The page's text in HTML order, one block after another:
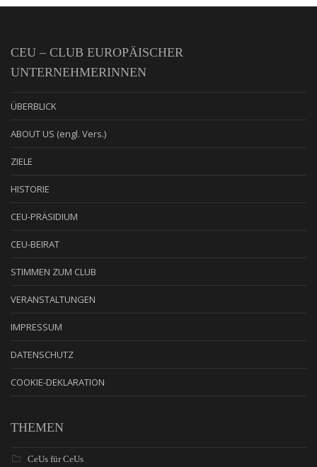
CEU – CLUB EUROPÄISCHER
UNTERNEHMERINNEN
ÜBERBLICK
ABOUT US (engl. Vers.)
ZIELE
HISTORIE
CEU-PRÄSIDIUM
CEU-BEIRAT
STIMMEN ZUM CLUB
VERANSTALTUNGEN
IMPRESSUM
DATENSCHUTZ
COOKIE-DEKLARATION
THEMEN
CeUs für CeUs